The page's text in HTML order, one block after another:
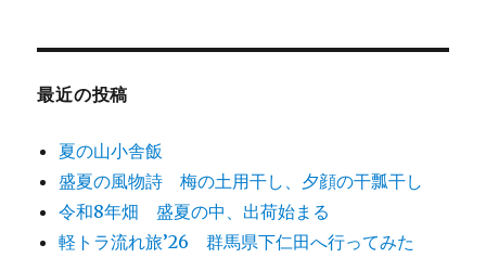
象:
最近の投稿
夏の山小舎飯
盛夏の風物詩 梅の土用干し、夕顔の干瓢干し
令和8年畑 盛夏の中、出荷始まる
軽トラ流れ旅’26 群馬県下仁田へ行ってみた